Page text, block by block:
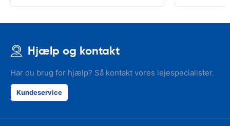
Hjælp og kontakt
Har du brug for hjælp? Så kontakt vores lejespecialister.
Kundeservice